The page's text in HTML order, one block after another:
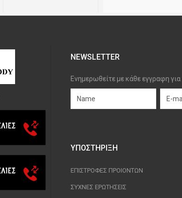
NEWSLETTER
Ενημερωθείτε με κάθε εγγραφη
ΥΠΟΣΤΉΡΙΞΗ
ΕΠΙΣΤΡΟΦΈΣ ΠΡΟΙΟΝΤΩΝ
ΣΥΧΝΈΣ ΕΡΩΤΉΣΕΙΣ